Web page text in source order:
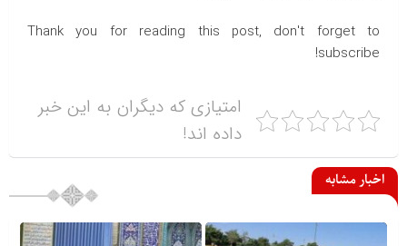
Thank you for reading this post, don't forget to
subscribe!
امتیازی که دیگران به این خبر
داده اند!
اخبار مشابه